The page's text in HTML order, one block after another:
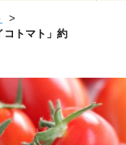
コトマト」約